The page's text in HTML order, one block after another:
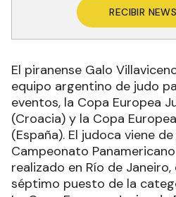
RECIBIR
El piranense Galo
equipo argentino de judo
eventos, la Copa Europea
(Croacia) y la Copa
(España). El judoca viene
Campeonato
realizado en Río de
séptimo puesto de la